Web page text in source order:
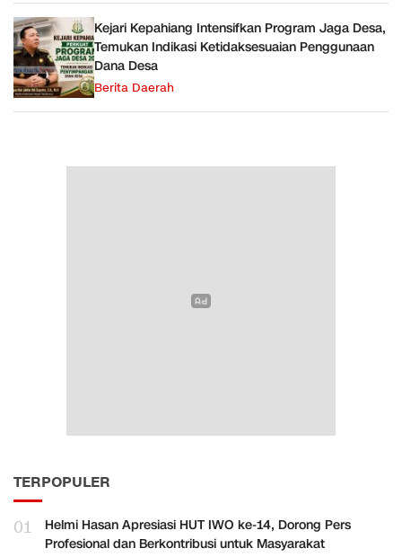
Kejari Kepahiang Intensifkan Program Jaga Desa,
Temukan Indikasi Ketidaksesuaian Penggunaan
Dana Desa
Berita Daerah
TERPOPULER
01
Helmi Hasan Apresiasi HUT IWO ke-14, Dorong Pers
Profesional dan Berkontribusi untuk Masyarakat